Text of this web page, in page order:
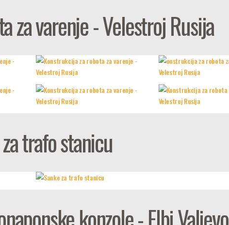
za varenje - Velestroj Rusija
trafo stanicu